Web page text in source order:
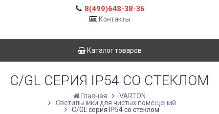
8(499)648-38-36
Контакты
Каталог товаров
C/GL СЕРИЯ IP54 СО СТЕКЛОМ
Главная
VARTON
Светильники для чистых помещений
C/GL серия IP54 со стеклом